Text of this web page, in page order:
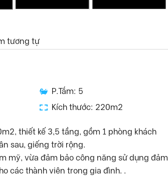
tương tự
P.Tắm: 5
Kích thước: 220m2
thiết kế 3,5 tầng, gồm 1 phòng khách
sau, giếng trời rộng.
mỹ, vừa đảm bảo công năng sử dụng đảm
các thành viên trong gia đình. .